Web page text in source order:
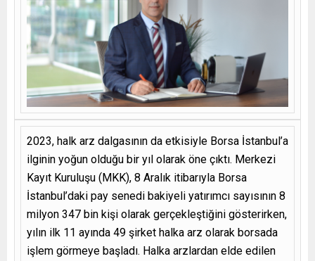
2023, halk arz dalgasının da etkisiyle Borsa İstanbul’a
ilginin yoğun olduğu bir yıl olarak öne çıktı. Merkezi
Kayıt Kuruluşu (MKK), 8 Aralık itibarıyla Borsa
İstanbul’daki pay senedi bakiyeli yatırımcı sayısının 8
milyon 347 bin kişi olarak gerçekleştiğini gösterirken,
yılın ilk 11 ayında 49 şirket halka arz olarak borsada
işlem görmeye başladı. Halka arzlardan elde edilen